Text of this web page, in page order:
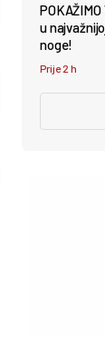
u
noge!
Prije 2 h